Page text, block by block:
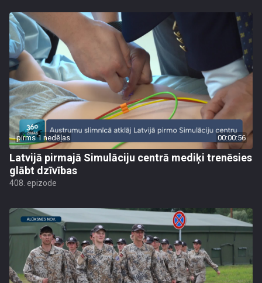
pirms 1 nedēļas 00:00:56
Latvijā pirmajā Simulāciju centrā mediķi trenēsies
glābt dzīvības
408. epizode